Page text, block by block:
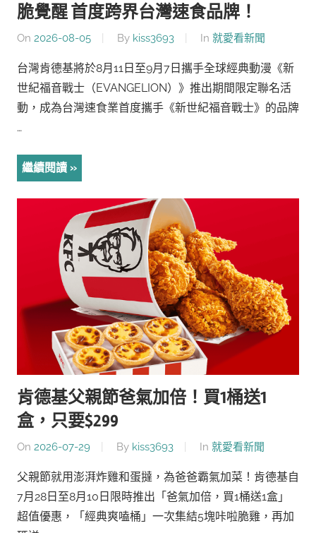
脆覺醒 首度跨界台灣速食品牌！
On 2026-08-05 By kiss3693 In 就愛看新聞
台灣肯德基將於8月11日至9月7日攜手全球經典動漫《新
世紀福音戰士（EVANGELION）》推出期間限定聯名活
動，成為台灣速食業首度攜手《新世紀福音戰士》的品牌
…
繼續閱讀
肯德基父親節爸氣加倍！買1桶送1
盒，只要$299
On 2026-07-29 By kiss3693 In 就愛看新聞
父親節就用澎湃炸雞和蛋撻，為爸爸霸氣加菜！肯德基自
7月28日至8月10日限時推出「爸氣加倍，買1桶送1盒」
超值優惠，「經典爽嗑桶」一次集結5塊咔啦脆雞，再加